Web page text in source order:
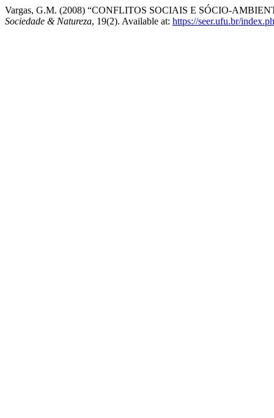
Vargas, G.M. (2008) “CONFLITOS SOCIAIS E SÓCIO-
Sociedade & Natureza, 19(2). Available at: https://seer.ufu.br/